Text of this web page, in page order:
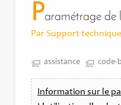
Paramétrage de
Par Support
assistance code-
Information sur le